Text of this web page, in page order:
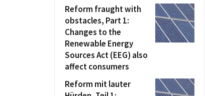
Reform fraught with
obstacles, Part 1:
Changes to the
Renewable Energy
Sources Act (EEG) also
affect consumers
Reform mit lauter